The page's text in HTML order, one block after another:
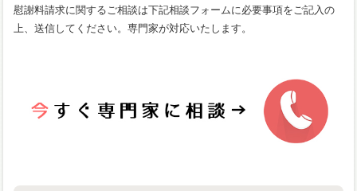
慰謝料請求に関するご相談は下記相談フォームに必要事項をご記入の
上、送信してください。専門家が対応いたします。